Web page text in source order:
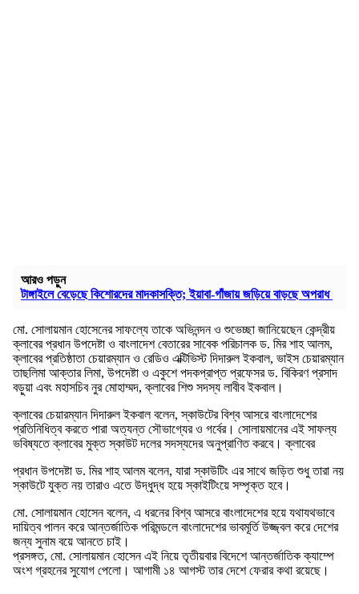
আরও পড়ুন
টাঙ্গাইলে বেড়েছে কিশোরদের মাদকাসক্তি; ইয়াবা-গাঁজায় জড়িয়ে বাড়ছে অপরাধ
মো. সোলায়মান হোসেনের সাফল্যে তাকে অভিনন্দন ও শুভেচ্ছা জানিয়েছেন কেন্দ্রীয়
ক্লাবের প্রধান উপদেষ্টা ও বাংলাদেশ বেতারের সাবেক পরিচালক ড. মির শাহ আলম,
ক্লাবের প্রতিষ্ঠাতা চেয়ারম্যান ও রেডিও এক্টিভিস্ট দিদারুল ইকবাল, ভাইস চেয়ারম্যান
তাছলিমা আক্তার লিমা, উপদেষ্টা ও একুশে পদকপ্রাপ্ত প্রফেসর ড. বিকিরণ প্রসাদ
বড়ুয়া এবং মহাসচিব নুর মোহাম্মদ, ক্লাবের শিশু সদস্য লাবীব ইকবাল।
ক্লাবের চেয়ারম্যান দিদারুল ইকবাল বলেন, স্কাউটের বিশ্ব আসরে বাংলাদেশের
প্রতিনিধিত্ব করতে পারা অত্যন্ত সৌভাগ্যের ও গর্বের। সোলায়মানের এই সাফল্য
ভবিষ্যতে ক্লাবের মুক্ত স্কাউট দলের সদস্যদের অনুপ্রাণিত করবে। ক্লাবের
প্রধান উপদেষ্টা ড. মির শাহ আলম বলেন, যারা স্কাউটিং এর সাথে জড়িত শুধু তারা নয়
স্কাউটে যুক্ত নয় তারাও এতে উদ্ধুদ্ধ হয়ে স্কাইটিংয়ে সম্পৃক্ত হবে।
মো. সোলায়মান হোসেন বলেন, এ ধরনের বিশ্ব আসরে বাংলাদেশের হয়ে যথাযথভাবে
দায়িত্ব পালন করে আন্তর্জাতিক পরিমন্ডলে বাংলাদেশের ভাবমূর্তি উজ্জ্বল করে দেশের
জন্য সুনাম বয়ে আনতে চাই।
প্রসঙ্গত, মো. সোলায়মান হোসেন এই নিয়ে তৃতীয়বার বিদেশে আন্তর্জাতিক ক্যাম্পে
অংশ গ্রহনের সুযোগ পেলো। আগামী ১৪ আগস্ট তার দেশে ফেরার কথা রয়েছে।